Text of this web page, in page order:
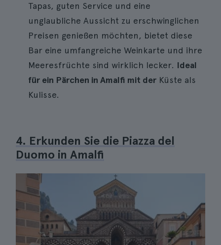
Tapas, guten Service und eine
unglaubliche Aussicht zu erschwinglichen
Preisen genießen möchten, bietet diese
Bar eine umfangreiche Weinkarte und ihre
Meeresfrüchte sind wirklich lecker. Ideal
für ein Pärchen in Amalfi mit der Küste als
Kulisse.
4. Erkunden Sie die Piazza del
Duomo in Amalfi